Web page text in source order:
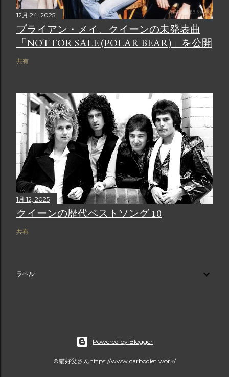
12月 24, 2025
ブライアン・メイ、クイーンの未発表曲
「NOT FOR SALE (POLAR BEAR)」を公開
共有
1月 12, 2025
クイーンの歴代ベストソング 10
共有
ラベル
Powered by Blogger
©猫好父さんhttps://www.carbodiet.work/